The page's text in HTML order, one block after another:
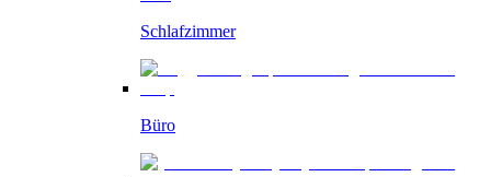
Schlafzimmer
Büro